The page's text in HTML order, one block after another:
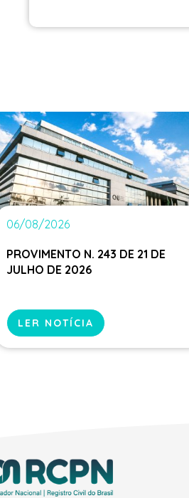
06/08/2026
PROVIMENTO N. 243 DE 21 DE
JULHO DE 2026
LER NOTÍCIA